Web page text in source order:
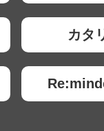
カタ